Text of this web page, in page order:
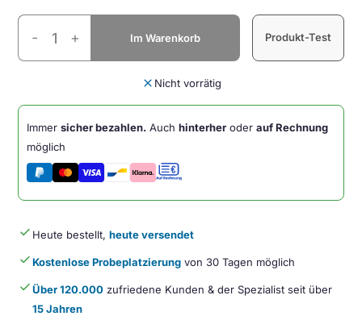
Taro
Doppel-
Monitorarm
- + Im Warenkorb Produkt-Test
close Nicht vorrätig
Immersicher bezahlen. Auchhinterher oderauf Rechnung
möglich
done Heute bestellt,heute versendet
doneKostenlose Probeplatzierung von 30 Tagen möglich
doneÜber 120.000 zufriedene Kunden & der Spezialist seit über
15 Jahren